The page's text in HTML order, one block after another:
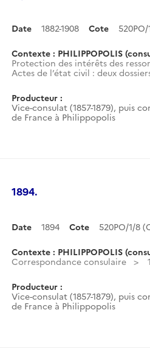
Date 1882-1908 Cote
Contexte : PHILIPPOPOLIS
Protection des intérêts des
Actes de l’état civil : deux
Producteur :
Vice-consulat (1857-1879), puis
de France à Philippopolis
1894.
Date 1894 Cote 520PO/1/8
Contexte : PHILIPPOPOLIS
Correspondance consulaire
Producteur :
Vice-consulat (1857-1879), puis
de France à Philippopolis